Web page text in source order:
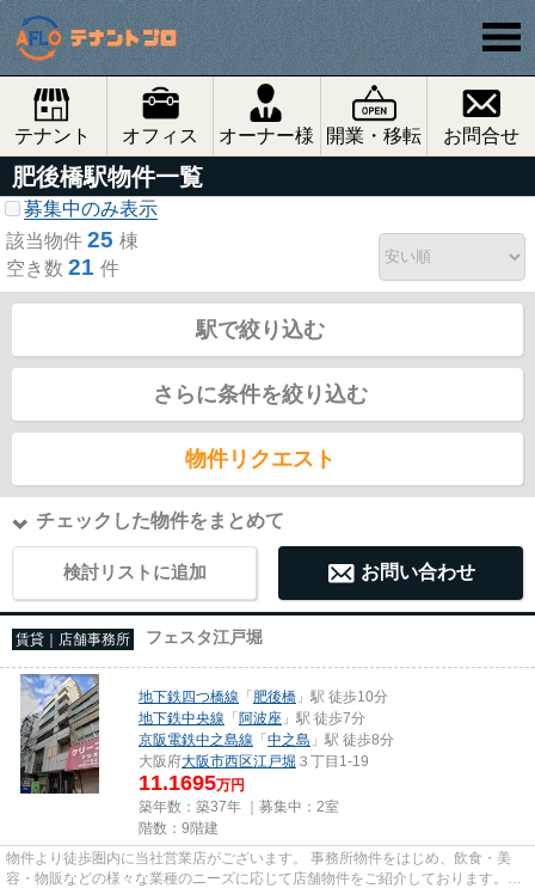
テナント オフィス オーナー様 開業・移転 お問合せ
肥後橋駅物件一覧
募集中のみ表示
該当物件 25 棟
空き数 21 件
駅で絞り込む
さらに条件を絞り込む
物件リクエスト
チェックした物件をまとめて
検討リストに追加 お問い合わせ
賃貸｜店舗事務所 フェスタ江戸堀
地下鉄四つ橋線 「肥後橋 」駅 徒歩10分
地下鉄中央線 「阿波座 」駅 徒歩7分
京阪電鉄中之島線 「中之島 」駅 徒歩8分
大阪府大阪市西区江戸堀 ３丁目1-19
11.1695万円
築年数：築37年 ｜募集中： 2室
階数：9階建
物件より徒歩圏内に当社営業店がございます。 事務所物件をはじめ、飲食・美
容・物販などの様々な業種のニーズに応じて店舗物件をご紹介しております。